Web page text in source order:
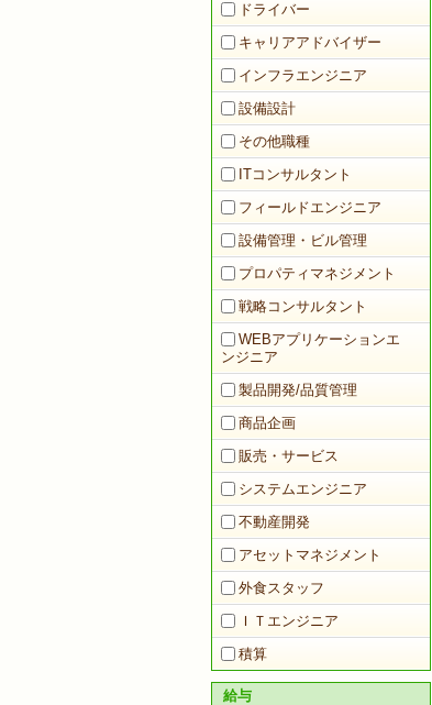
ドライバー
キャリアアドバイザー
インフラエンジニア
設備設計
その他職種
ITコンサルタント
フィールドエンジニア
設備管理・ビル管理
プロパティマネジメント
戦略コンサルタント
WEBアプリケーションエ
ンジニア
製品開発/品質管理
商品企画
販売・サービス
システムエンジニア
不動産開発
アセットマネジメント
外食スタッフ
ＩＴエンジニア
積算
給与